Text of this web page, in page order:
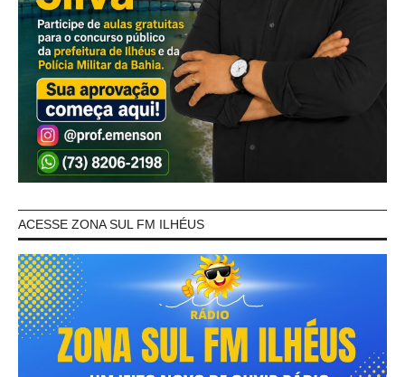
ACESSE ZONA SUL FM ILHÉUS